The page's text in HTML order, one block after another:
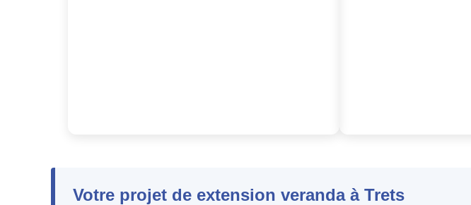
Votre projet de extension veranda à Trets